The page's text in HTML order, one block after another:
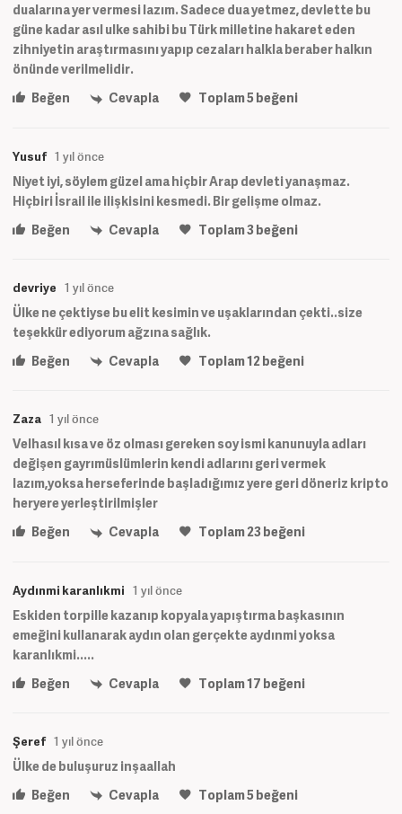
dualarına yer vermesi lazım. Sadece dua yetmez, devlette bu
güne kadar asıl ulke sahibi bu Türk milletine hakaret eden
zihniyetin araştırmasını yapıp cezaları halkla beraber halkın
önünde verilmelidir.
Beğen
Cevapla Toplam5beğeni
Yusuf 1 yıl önce
Niyet iyi, söylem güzel ama hiçbir Arap devleti yanaşmaz.
Hiçbiri İsrail ile ilişkisini kesmedi. Bir gelişme olmaz.
Beğen
Cevapla Toplam3beğeni
devriye 1 yıl önce
Ülke ne çektiyse bu elit kesimin ve uşaklarından çekti..size
teşekkür ediyorum ağzına sağlık.
Beğen
Cevapla Toplam12beğeni
Zaza 1 yıl önce
Velhasıl kısa ve öz olması gereken soy ismi kanunuyla adları
değişen gayrımüslümlerin kendi adlarını geri vermek
lazım,yoksa herseferinde başladığımız yere geri döneriz kripto
heryere yerleştirilmişler
Beğen
Cevapla Toplam23beğeni
Aydınmi karanlıkmi 1 yıl önce
Eskiden torpille kazanıp kopyala yapıştırma başkasının
emeğini kullanarak aydın olan gerçekte aydınmi yoksa
karanlıkmi.....
Beğen
Cevapla Toplam17 beğeni
Şeref 1 yıl önce
Ülke de buluşuruz inşaallah
Beğen
Cevapla Toplam5beğeni